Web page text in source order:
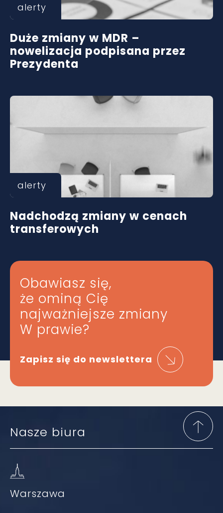
alerty
Duże zmiany w MDR –
nowelizacja podpisana przez
Prezydenta
alerty
Nadchodzą zmiany w cenach
transferowych
Obawiasz się,
że ominą Cię
najważniejsze zmiany
W prawie?
Zapisz się do newslettera
Nasze biura
Warszawa